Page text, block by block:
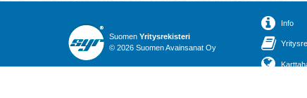
Suomen Yritysrekisteri
© 2026 Suomen Avainsanat Oy
Info